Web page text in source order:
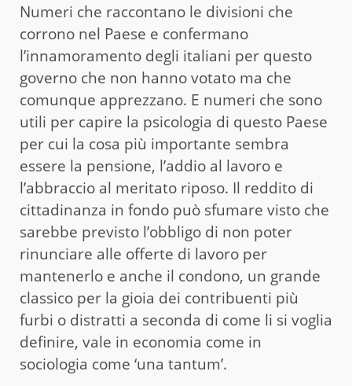
Numeri che raccontano le divisioni che
corrono nel Paese e confermano
l’innamoramento degli italiani per questo
governo che non hanno votato ma che
comunque apprezzano. E numeri che sono
utili per capire la psicologia di questo Paese
per cui la cosa più importante sembra
essere la pensione, l’addio al lavoro e
l’abbraccio al meritato riposo. Il reddito di
cittadinanza in fondo può sfumare visto che
sarebbe previsto l’obbligo di non poter
rinunciare alle offerte di lavoro per
mantenerlo e anche il condono, un grande
classico per la gioia dei contribuenti più
furbi o distratti a seconda di come li si voglia
definire, vale in economia come in
sociologia come ‘una tantum’.